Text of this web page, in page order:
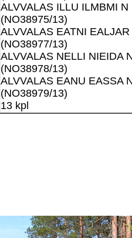
ALVVALAS ILLU ILMBMI N
(NO38975/13)
ALVVALAS EATNI EALJAR
(NO38977/13)
ALVVALAS NELLI NIEIDA
(NO38978/13)
ALVVALAS EANU EASSA
(NO38979/13)
13 kpl